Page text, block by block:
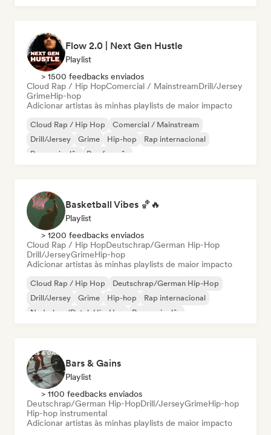
Flow 2.0 | Next Gen Hustle
Playlist
> 1500 feedbacks enviados
Cloud Rap / Hip HopComercial / MainstreamDrill/Jersey
GrimeHip-hop
Adicionar artistas às minhas playlists de maior impacto
Cloud Rap / Hip Hop
Comercial / Mainstream
Drill/Jersey
Grime Hip-hop
Rap internacional
Rap em inglês
Rap francês
Basketball Vibes 🏀🔥
Playlist
> 1200 feedbacks enviados
Cloud Rap / Hip HopDeutschrap/German Hip-Hop
Drill/JerseyGrimeHip-hop
Adicionar artistas às minhas playlists de maior impacto
Cloud Rap / Hip Hop
Deutschrap/German Hip-Hop
Drill/Jersey
Grime Hip-hop
Rap internacional
Nederhop/Dutch Hip-Hop
Rap em inglês
Bars & Gains
Playlist
> 1100 feedbacks enviados
Deutschrap/German Hip-HopDrill/JerseyGrimeHip-hop
Hip-hop instrumental
Adicionar artistas às minhas playlists de maior impacto